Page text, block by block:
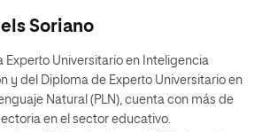
Soriano
Experto Universitario en Inteligencia
y del Diploma de Experto Universitario en
Natural (PLN), cuenta con más de
en el sector educativo.